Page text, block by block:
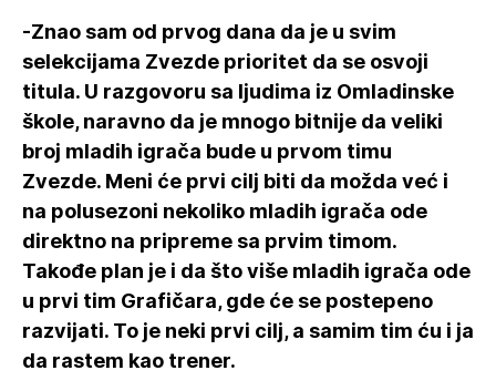
-Znao sam od prvog dana da je u svim
selekcijama Zvezde prioritet da se osvoji
titula. U razgovoru sa ljudima iz Omladinske
škole, naravno da je mnogo bitnije da veliki
broj mladih igrača bude u prvom timu
Zvezde. Meni će prvi cilj biti da možda već i
na polusezoni nekoliko mladih igrača ode
direktno na pripreme sa prvim timom.
Takođe plan je i da što više mladih igrača ode
u prvi tim Grafičara, gde će se postepeno
razvijati. To je neki prvi cilj, a samim tim ću i ja
da rastem kao trener.